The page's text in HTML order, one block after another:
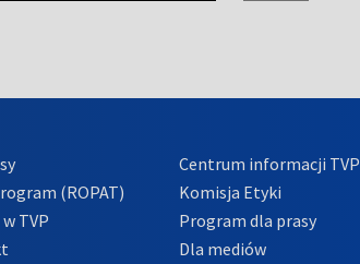
(ROPAT)
TVP
Centrum informacji TVP
Komisja Etyki
Program dla prasy
Dla mediów